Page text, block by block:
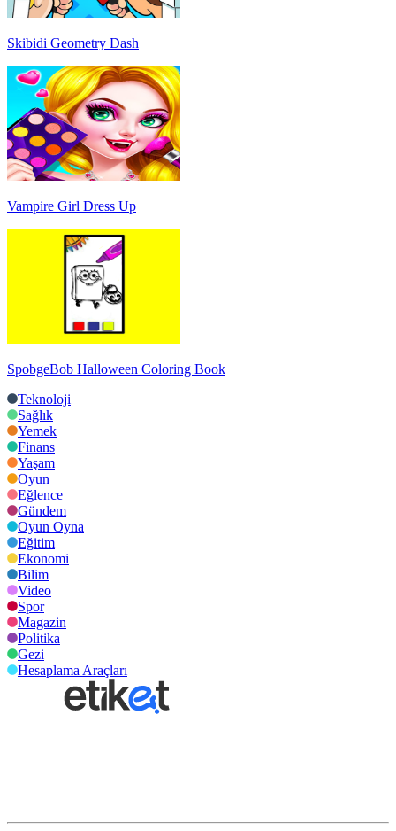
Skibidi Geometry Dash
Vampire Girl Dress Up
SpobgeBob Halloween Coloring Book
Teknoloji
Sağlık
Yemek
Finans
Yaşam
Oyun
Eğlence
Gündem
Oyun Oyna
Eğitim
Ekonomi
Bilim
Video
Spor
Magazin
Politika
Gezi
Hesaplama Araçları